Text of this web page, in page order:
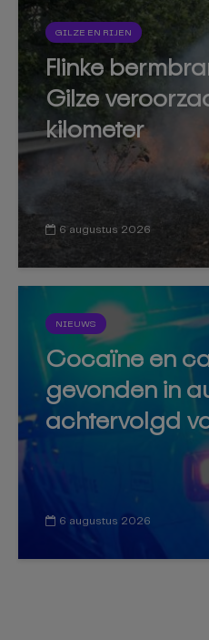
GILZE EN RIJEN
Flinke
Gilze
kilometer
6 augustus 2026
NIEUWS
Cocaïne en
gevonden in
achtervolgd
6 augustus 2026